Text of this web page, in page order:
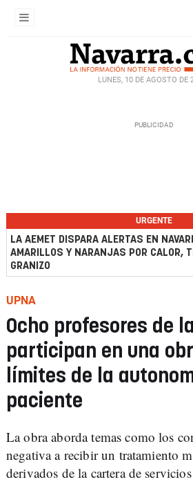
LUNES, 10 DE AGOSTO DE
URGENTE
LA AEMET DISPARA ALERTAS EN
AMARILLOS Y NARANJAS POR CALOR,
GRANIZO
UPNA
Ocho profesores de
participan en una
límites de la
paciente
La obra aborda temas como los
negativa a recibir un tratamiento
derivados de la cartera de